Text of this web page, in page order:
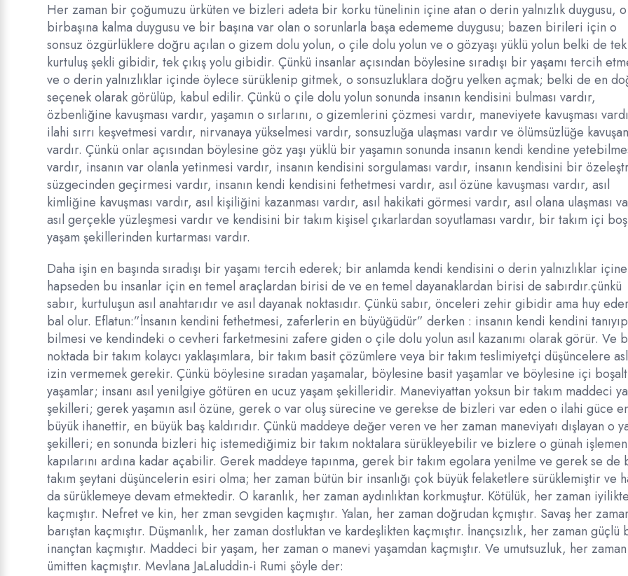
Her zaman bir çoğumuzu ürküten ve bizleri adeta bir korku tünelinin içine atan o derin yalnızlık duygusu, o
birbaşına kalma duygusu ve bir başına var olan o sorunlarla başa edememe duygusu; bazen birileri için o
sonsuz özgürlüklere doğru açılan o gizem dolu yolun, o çile dolu yolun ve o gözyaşı yüklü yolun belki de tek
kurtuluş şekli gibidir, tek çıkış yolu gibidir. Çünkü insanlar açısından böylesine sıradışı bir yaşamı tercih
ve o derin yalnızlıklar içinde öylece sürüklenip gitmek, o sonsuzluklara doğru yelken açmak; belki de en
seçenek olarak görülüp, kabul edilir. Çünkü o çile dolu yolun sonunda insanın kendisini bulması vardır,
özbenliğine kavuşması vardır, yaşamın o sırlarını, o gizemlerini çözmesi vardır, maneviyete kavuşması
ilahi sırrı keşvetmesi vardır, nirvanaya yükselmesi vardır, sonsuzluğa ulaşması vardır ve ölümsüzlüğe
vardır. Çünkü onlar açısından böylesine göz yaşı yüklü bir yaşamın sonunda insanın kendi kendine
vardır, insanın var olanla yetinmesi vardır, insanın kendisini sorgulaması vardır, insanın kendisini bir
süzgecinden geçirmesi vardır, insanın kendi kendisini fethetmesi vardır, asıl özüne kavuşması vardır, asıl
kimliğine kavuşması vardır, asıl kişiliğini kazanması vardır, asıl hakikati görmesi vardır, asıl olana ulaşması
asıl gerçekle yüzleşmesi vardır ve kendisini bir takım kişisel çıkarlardan soyutlaması vardır, bir takım içi boş
yaşam şekillerinden kurtarması vardır.
Daha işin en başında sıradışı bir yaşamı tercih ederek; bir anlamda kendi kendisini o derin yalnızlıklar içine
hapseden bu insanlar için en temel araçlardan birisi de ve en temel dayanaklardan birisi de sabırdır.çünkü
sabır, kurtuluşun asıl anahtarıdır ve asıl dayanak noktasıdır. Çünkü sabır, önceleri zehir gibidir ama huy
bal olur. Eflatun:”İnsanın kendini fethetmesi, zaferlerin en büyüğüdür” derken : insanın kendi kendini tanıyıp
bilmesi ve kendindeki o cevheri farketmesini zafere giden o çile dolu yolun asıl kazanımı olarak görür. Ve
noktada bir takım kolaycı yaklaşımlara, bir takım basit çözümlere veya bir takım teslimiyetçi düşüncelere
izin vermemek gerekir. Çünkü böylesine sıradan yaşamalar, böylesine basit yaşamlar ve böylesine içi
yaşamlar; insanı asıl yenilgiye götüren en ucuz yaşam şekilleridir. Maneviyattan yoksun bir takım maddeci
şekilleri; gerek yaşamın asıl özüne, gerek o var oluş sürecine ve gerekse de bizleri var eden o ilahi güce
büyük ihanettir, en büyük baş kaldırıdır. Çünkü maddeye değer veren ve her zaman maneviyatı dışlayan o
şekilleri; en sonunda bizleri hiç istemediğimiz bir takım noktalara sürükleyebilir ve bizlere o günah
kapılarını ardına kadar açabilir. Gerek maddeye tapınma, gerek bir takım egolara yenilme ve gerek se de
takım şeytani düşüncelerin esiri olma; her zaman bütün bir insanlığı çok büyük felaketlere sürüklemiştir ve
da sürüklemeye devam etmektedir. O karanlık, her zaman aydınlıktan korkmuştur. Kötülük, her zaman
kaçmıştır. Nefret ve kin, her zman sevgiden kaçmıştır. Yalan, her zaman doğrudan kçmıştır. Savaş her
barıştan kaçmıştır. Düşmanlık, her zaman dostluktan ve kardeşlikten kaçmıştır. İnançsızlık, her zaman güçlü
inançtan kaçmıştır. Maddeci bir yaşam, her zaman o manevi yaşamdan kaçmıştır. Ve umutsuzluk, her zaman
ümitten kaçmıştır. Mevlana JaLaluddin-i Rumi şöyle der: